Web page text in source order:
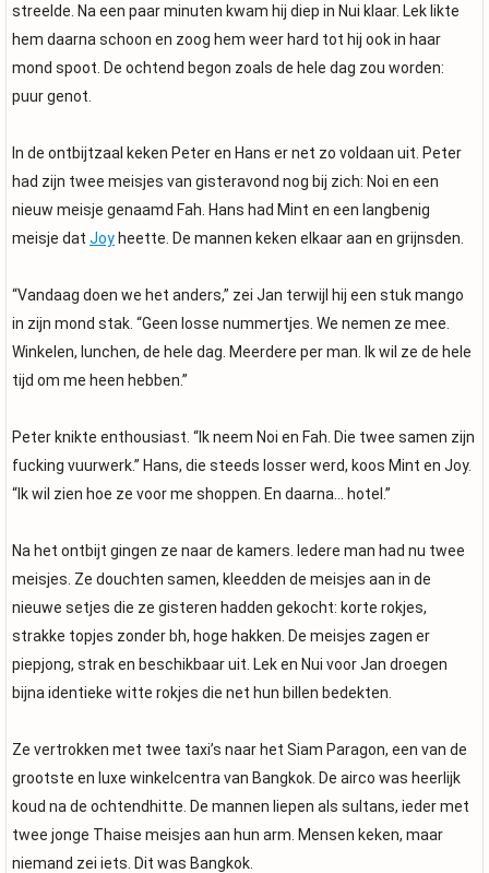
streelde. Na een paar minuten kwam hij diep in Nui klaar. Lek likte
hem daarna schoon en zoog hem weer hard tot hij ook in haar
mond spoot. De ochtend begon zoals de hele dag zou worden:
puur genot.
In de ontbijtzaal keken Peter en Hans er net zo voldaan uit. Peter
had zijn twee meisjes van gisteravond nog bij zich: Noi en een
nieuw meisje genaamd Fah. Hans had Mint en een langbenig
meisje dat Joy heette. De mannen keken elkaar aan en grijnsden.
“Vandaag doen we het anders,” zei Jan terwijl hij een stuk mango
in zijn mond stak. “Geen losse nummertjes. We nemen ze mee.
Winkelen, lunchen, de hele dag. Meerdere per man. Ik wil ze de hele
tijd om me heen hebben.”
Peter knikte enthousiast. “Ik neem Noi en Fah. Die twee samen zijn
fucking vuurwerk.” Hans, die steeds losser werd, koos Mint en Joy.
“Ik wil zien hoe ze voor me shoppen. En daarna… hotel.”
Na het ontbijt gingen ze naar de kamers. Iedere man had nu twee
meisjes. Ze douchten samen, kleedden de meisjes aan in de
nieuwe setjes die ze gisteren hadden gekocht: korte rokjes,
strakke topjes zonder bh, hoge hakken. De meisjes zagen er
piepjong, strak en beschikbaar uit. Lek en Nui voor Jan droegen
bijna identieke witte rokjes die net hun billen bedekten.
Ze vertrokken met twee taxi’s naar het Siam Paragon, een van de
grootste en luxe winkelcentra van Bangkok. De airco was heerlijk
koud na de ochtendhitte. De mannen liepen als sultans, ieder met
twee jonge Thaise meisjes aan hun arm. Mensen keken, maar
niemand zei iets. Dit was Bangkok.